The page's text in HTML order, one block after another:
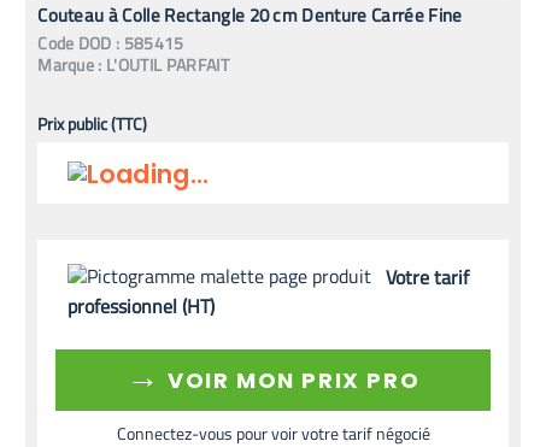
Couteau à Colle Rectangle 20 cm Denture Carrée Fine
Code DOD : 585415
Marque : L'OUTIL PARFAIT
Prix public (TTC)
Votre tarif
professionnel (HT)
→ VOIR MON PRIX PRO
Connectez-vous pour voir votre tarif négocié